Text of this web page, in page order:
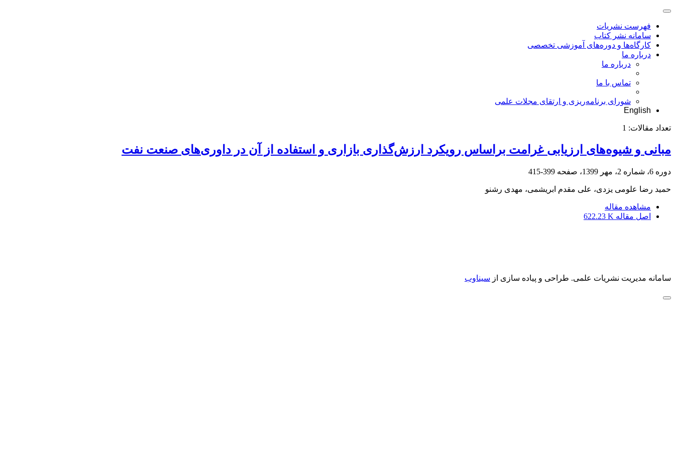
فهرست نشریات
سامانه نشر کتاب
کارگاه‌ها و دوره‌های آموزشی تخصصی
درباره ما
درباره ما
تماس با ما
شورای برنامه‌ریزی و ارتقای مجلات علمی
English
تعداد مقالات: 1
مبانی و شیوه‌های ارزیابی غرامت براساس رویکرد ارزش‌گذاری بازاری و استفاده از آن در داوری‌های صنعت نفت
دوره 6، شماره 2، مهر 1399، صفحه 399-415
حمید رضا علومی یزدی، علی مقدم ابریشمی، مهدی رشنو
مشاهده مقاله
اصل مقاله 622.23 K
سامانه مدیریت نشریات علمی. طراحی و پیاده سازی از سیناوب